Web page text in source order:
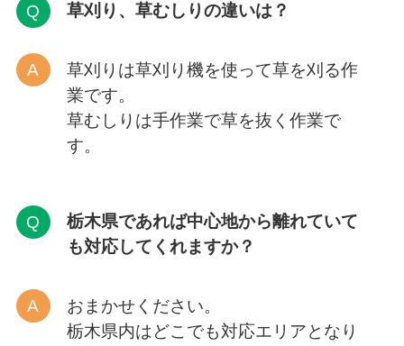
草刈り、草むしりの違いは？
草刈りは草刈り機を使って草を刈る作
業です。
草むしりは手作業で草を抜く作業で
す。
栃木県であれば中心地から離れていて
も対応してくれますか？
おまかせください。
栃木県内はどこでも対応エリアとなり